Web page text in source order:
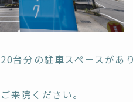
台分の駐車スペースがあり
来院ください。